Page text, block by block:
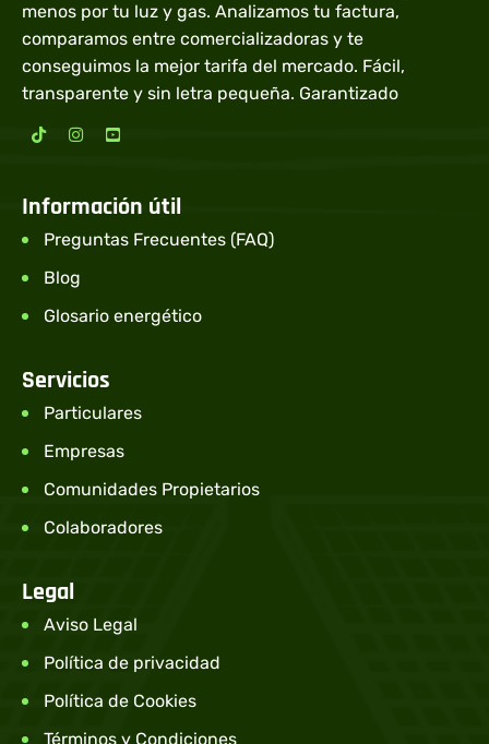
menos por tu luz y gas. Analizamos tu factura,
comparamos entre comercializadoras y te
conseguimos la mejor tarifa del mercado. Fácil,
transparente y sin letra pequeña. Garantizado
Información útil
Preguntas Frecuentes (FAQ)
Blog
Glosario energético
Servicios
Particulares
Empresas
Comunidades Propietarios
Colaboradores
Legal
Aviso Legal
Política de privacidad
Política de Cookies
Términos y Condiciones